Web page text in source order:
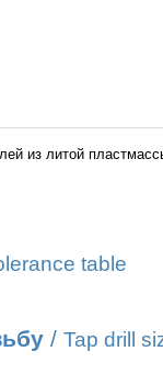
из литой
table
/ Tap drill